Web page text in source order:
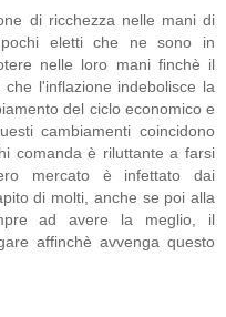
di ricchezza nelle mani di
eletti che ne sono in
nelle loro mani finchè il
l'inflazione indebolisce la
del ciclo economico e
cambiamenti coincidono
comanda è riluttante a farsi
mercato è infettato dai
di molti, anche se poi alla
ad avere la meglio, il
affinchè avvenga questo